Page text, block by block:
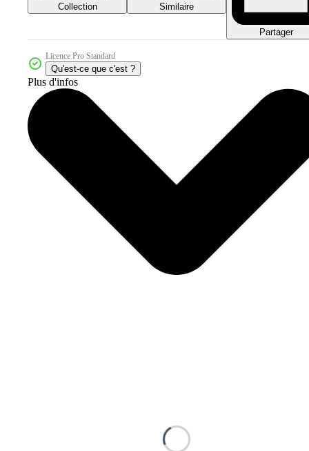
Collection Similaire
Partager
Licence Pro Standard
Qu'est-ce que c'est ?
Plus d'infos